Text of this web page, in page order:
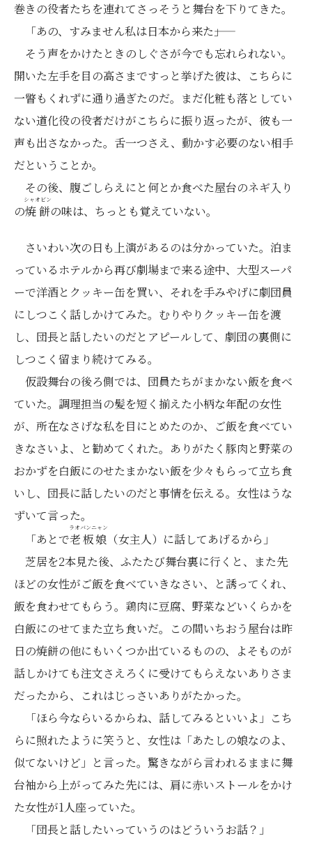
巻きの役者たちを連れてさっそうと舞台を下りてきた。
「あの、すみません私は日本から来た――」
そう声をかけたときのしぐさが今でも忘れられない。
開いた左手を目の高さまですっと挙げた彼は、こちらに
一瞥もくれずに通り過ぎたのだ。まだ化粧も落としてい
ない道化役の役者だけがこちらに振り返ったが、彼も一
声も出さなかった。舌一つさえ、動かす必要のない相手
だということか。
その後、腹ごしらえにと何とか食べた屋台のネギ入り
の焼餅
シャオビン
の味は、ちっとも覚えていない。
さいわい次の日も上演があるのは分かっていた。泊ま
っているホテルから再び劇場まで来る途中、大型スーパ
ーで洋酒とクッキー缶を買い、それを手みやげに劇団員
にしつこく話しかけてみた。むりやりクッキー缶を渡
し、団長と話したいのだとアピールして、劇団の裏側に
しつこく留まり続けてみる。
仮設舞台の後ろ側では、団員たちがまかない飯を食べ
ていた。調理担当の髪を短く揃えた小柄な年配の女性
が、所在なさげな私を目にとめたのか、ご飯を食べてい
きなさいよ、と勧めてくれた。ありがたく豚肉と野菜の
おかずを白飯にのせたまかない飯を少々もらって立ち食
いし、団長に話したいのだと事情を伝える。女性はうな
ずいて言った。
「あとで老板娘
ラオバンニャン
（女主人）に話してあげるから」
芝居を2本見た後、ふたたび舞台裏に行くと、また先
ほどの女性がご飯を食べていきなさい、と誘ってくれ、
飯を食わせてもらう。鶏肉に豆腐、野菜などいくらかを
白飯にのせてまた立ち食いだ。この間いちおう屋台は昨
日の焼餅の他にもいくつか出ているものの、よそものが
話しかけても注文さえろくに受けてもらえないありさま
だったから、これはじっさいありがたかった。
「ほら今ならいるからね、話してみるといいよ」こち
らに照れたように笑うと、女性は「あたしの娘なのよ、
似てないけど」と言った。驚きながら言われるままに舞
台袖から上がってみた先には、肩に赤いストールをかけ
た女性が1人座っていた。
「団長と話したいっていうのはどういうお話？」